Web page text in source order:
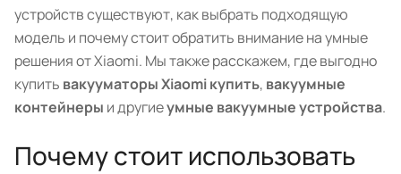
устройств существуют, как выбрать подходящую
модель и почему стоит обратить внимание на умные
решения от Xiaomi. Мы также расскажем, где выгодно
купить вакууматоры Xiaomi купить, вакуумные
контейнеры и другиеумные вакуумные устройства.
Почему стоит использовать